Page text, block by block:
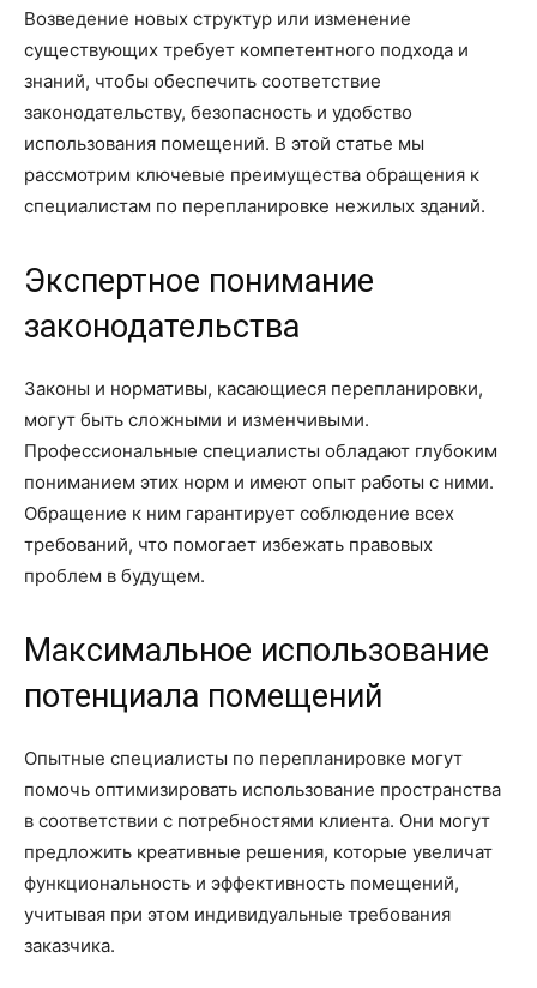
Возведение новых структур или изменение
существующих требует компетентного подхода и
знаний, чтобы обеспечить соответствие
законодательству, безопасность и удобство
использования помещений. В этой статье мы
рассмотрим ключевые преимущества обращения к
специалистам по перепланировке нежилых зданий.
Экспертное понимание
законодательства
Законы и нормативы, касающиеся перепланировки,
могут быть сложными и изменчивыми.
Профессиональные специалисты обладают глубоким
пониманием этих норм и имеют опыт работы с ними.
Обращение к ним гарантирует соблюдение всех
требований, что помогает избежать правовых
проблем в будущем.
Максимальное использование
потенциала помещений
Опытные специалисты по перепланировке могут
помочь оптимизировать использование пространства
в соответствии с потребностями клиента. Они могут
предложить креативные решения, которые увеличат
функциональность и эффективность помещений,
учитывая при этом индивидуальные требования
заказчика.